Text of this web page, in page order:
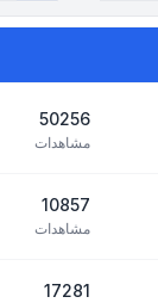
50256
مشاهدات
10857
مشاهدات
17281